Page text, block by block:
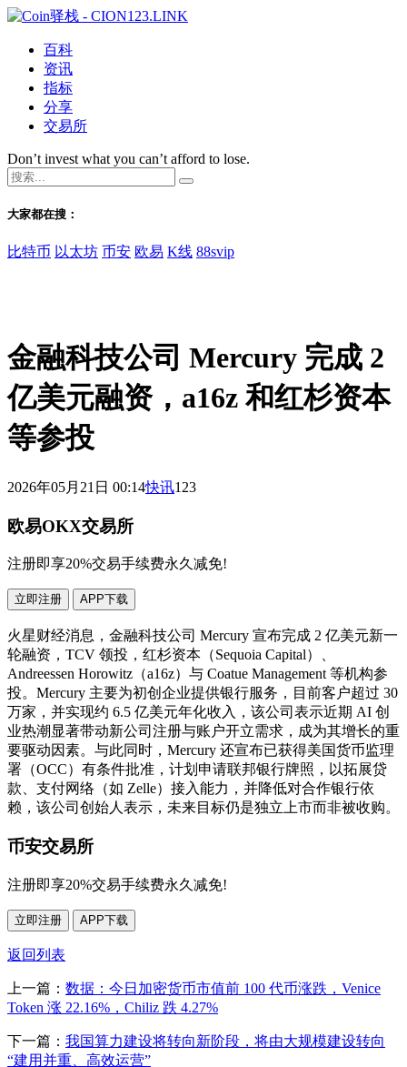
百科
资讯
指标
分享
交易所
Don’t invest what you can’t afford to lose.
大家都在搜：
比特币 以太坊 币安 欧易 K线 88svip
金融科技公司 Mercury 完成 2
亿美元融资，a16z 和红杉资本
等参投
2026年05月21日 00:14快讯123
欧易OKX交易所
注册即享20%交易手续费永久减免!
立即注册 APP下载
火星财经消息，金融科技公司 Mercury 宣布完成 2 亿美元新一
轮融资，TCV 领投，红杉资本（Sequoia Capital）、
Andreessen Horowitz（a16z）与 Coatue Management 等机构参
投。Mercury 主要为初创企业提供银行服务，目前客户超过 30
万家，并实现约 6.5 亿美元年化收入，该公司表示近期 AI 创
业热潮显著带动新公司注册与账户开立需求，成为其增长的重
要驱动因素。与此同时，Mercury 还宣布已获得美国货币监理
署（OCC）有条件批准，计划申请联邦银行牌照，以拓展贷
款、支付网络（如 Zelle）接入能力，并降低对合作银行依
赖，该公司创始人表示，未来目标仍是独立上市而非被收购。
币安交易所
注册即享20%交易手续费永久减免!
立即注册 APP下载
返回列表
上一篇： 数据：今日加密货币市值前 100 代币涨跌，Venice
Token 涨 22.16%，Chiliz 跌 4.27%
下一篇： 我国算力建设将转向新阶段，将由大规模建设转向
“建用并重、高效运营”